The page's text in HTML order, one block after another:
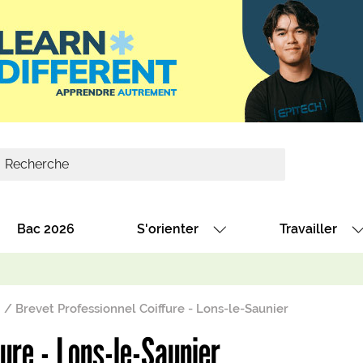
Bac 2026 S'orienter
Alternance : les formations des écoles
Travailler
Brevet Professionnel Coiffure - Lons-le-Saunier
- Lons-le-Saunier